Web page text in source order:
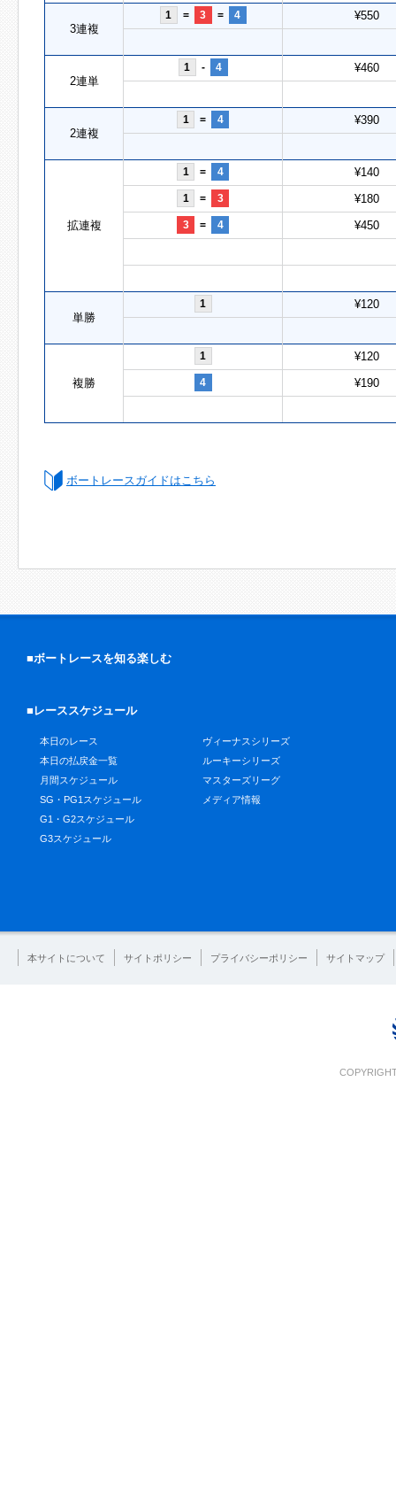
3連複
1 = 3 = 4 ¥550
2連単
1 - 4 ¥460
2連複
1 = 4 ¥390
拡連複
1 = 4 ¥140
1 = 3 ¥180
3 = 4 ¥450
単勝
1 ¥120
複勝
1 ¥120
4 ¥190
ボートレースガイドはこちら
■ボートレースを知る楽しむ
■レーススケジュール
本日のレース
本日の払戻金一覧
月間スケジュール
SG・PG1スケジュール
G1・G2スケジュール
G3スケジュール
ヴィーナスシリーズ
ルーキーシリーズ
マスターズリーグ
メディア情報
本サイトについて サイトポリシー プライバシーポリシー サイトマップ